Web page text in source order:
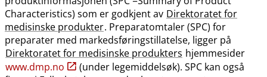
Characteristics) som er godkjent av Direktoratet for
medisinske produkter. Preparatomtaler (SPC) for
preparater med markedsføringstillatelse, ligger på
Direktoratet for medisinske produkters hjemmesider
www.dmp.no
(under legemiddelsøk). SPC kan også